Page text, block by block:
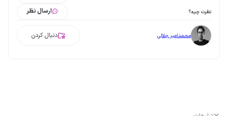
نظرت چیه؟ ارسال نظر
محمدامیر جلالی دنبال کردن